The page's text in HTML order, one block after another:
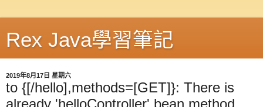
Rex Java學習筆記
2019年8月17日 星期六
to {[/hello],methods=[GET]}: There is
already 'helloController' bean method